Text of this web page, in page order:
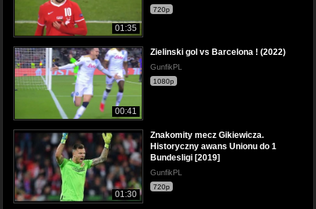
01:35
720p
00:41
Zielinski gol vs Barcelona ! (2022)
GunfikPL
1080p
01:30
Znakomity mecz Gikiewicza.
Historyczny awans Unionu do 1
Bundesligi [2019]
GunfikPL
720p